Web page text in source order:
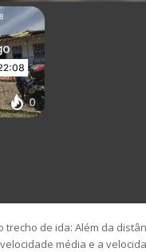
trecho de ida: Além da
média e a